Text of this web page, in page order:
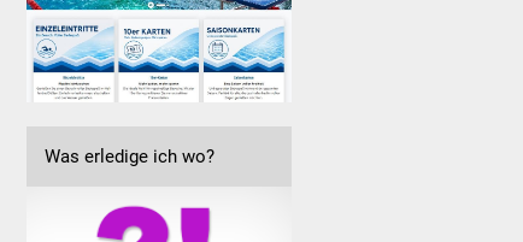
Was erledige ich wo?